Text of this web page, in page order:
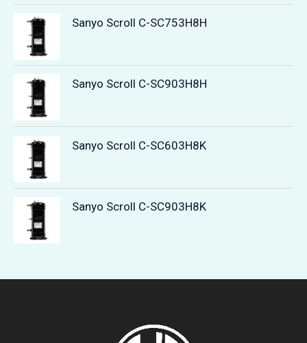
Sanyo Scroll C-SC753H8H
Sanyo Scroll C-SC903H8H
Sanyo Scroll C-SC603H8K
Sanyo Scroll C-SC903H8K